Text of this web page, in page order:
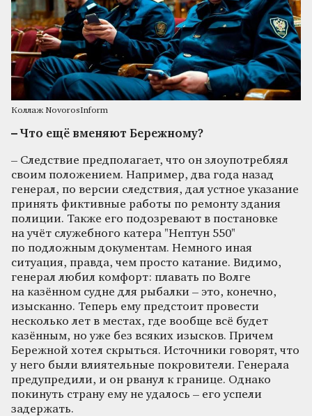
Коллаж NovorosInform
– Что ещё вменяют Бережному?
– Следствие предполагает, что он злоупотреблял
своим положением. Например, два года назад
генерал, по версии следствия, дал устное указание
принять фиктивные работы по ремонту здания
полиции. Также его подозревают в постановке
на учёт служебного катера "Нептун 550"
по подложным документам. Немного иная
ситуация, правда, чем просто катание. Видимо,
генерал любил комфорт: плавать по Волге
на казённом судне для рыбалки – это, конечно,
изысканно. Теперь ему предстоит провести
несколько лет в местах, где вообще всё будет
казённым, но уже без всяких изысков. Причем
Бережной хотел скрыться. Источники говорят, что
у него были влиятельные покровители. Генерала
предупредили, и он рванул к границе. Однако
покинуть страну ему не удалось – его успели
задержать.